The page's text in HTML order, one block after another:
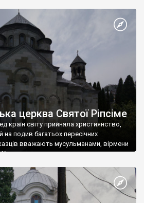
язичник, став Василем-християнином.
Русі. На честь Херсонесу Таврійського
церква Святої Ріпсіме
країн світу прийняла християнство,
на подив багатьох пересічних
вважають мусульманами, вірмени
Христа